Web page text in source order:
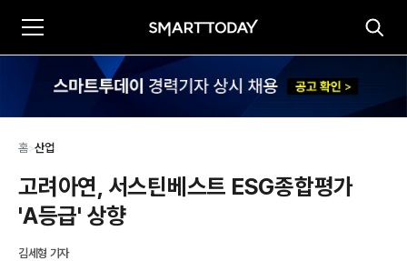
홈>산업
고려아연, 서스틴베스트 ESG종합평가
'A등급' 상향
김세형 기자